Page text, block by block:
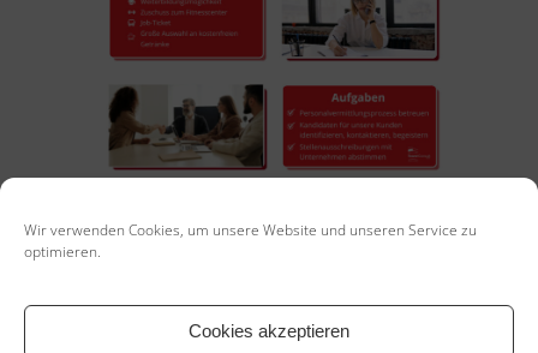
Wir verwenden Cookies, um unsere Website und unseren Service zu
optimieren.
Cookies akzeptieren